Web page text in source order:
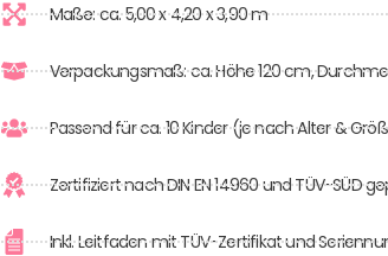
Maße: ca. 5,00 x 4,20 x 3,90 m
Verpackungsmaß: ca. Höhe 120 cm,
Passend für ca. 10 Kinder (je nach Alter &
Zertifiziert nach DIN EN 14960 und TÜV-SÜD
Inkl. Leitfaden mit TÜV-Zertifikat und